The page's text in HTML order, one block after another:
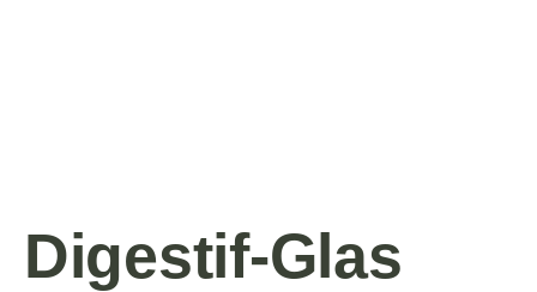
Digestif-Glas